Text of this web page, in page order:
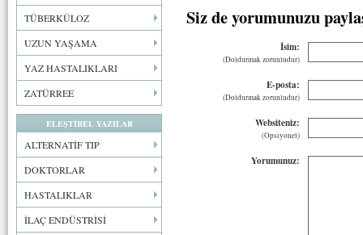
TÜBERKÜLOZ
UZUN YAŞAMA
YAZ HASTALIKLARI
ZATÜRREE
ELEŞTİREL YAZILAR
ALTERNATİF TIP
DOKTORLAR
HASTALIKLAR
İLAÇ ENDÜSTRİSİ
Siz de yorumunuzu
İsim:
(Doldurmak zorunludur)
E-posta:
(Doldurmak zorunludur)
Websiteniz:
(Opsiyonel)
Yorumunuz: